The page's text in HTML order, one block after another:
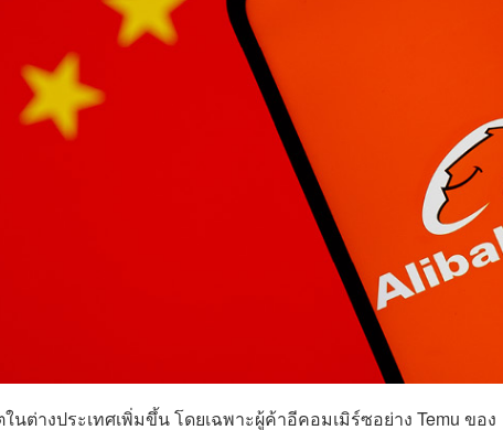
ต่างประเทศเพิ่มขึ้น โดยเฉพาะผู้ค้าอีคอมเมิร์ซอย่าง Temu ของ